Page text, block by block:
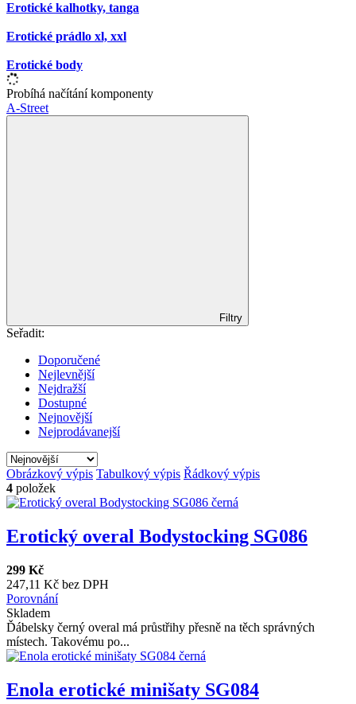
Erotické kalhotky, tanga
Erotické prádlo xl, xxl
Erotické body
Probíhá načítání komponenty
A-Street
Filtry
Seřadit:
Doporučené
Nejlevnější
Nejdražší
Dostupné
Nejnovější
Nejprodávanejší
Obrázkový výpis Tabulkový výpis Řádkový výpis
4 položek
Erotický overal Bodystocking SG086
299 Kč
247,11 Kč bez DPH
Porovnání
Skladem
Ďábelsky černý overal má průstřihy přesně na těch správných
místech. Takovému po...
Enola erotické minišaty SG084